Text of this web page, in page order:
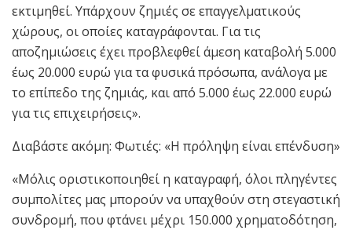
εκτιμηθεί. Υπάρχουν ζημιές σε επαγγελματικούς
χώρους, οι οποίες καταγράφονται. Για τις
αποζημιώσεις έχει προβλεφθεί άμεση καταβολή 5.000
έως 20.000 ευρώ για τα φυσικά πρόσωπα, ανάλογα με
το επίπεδο της ζημιάς, και από 5.000 έως 22.000 ευρώ
για τις επιχειρήσεις».
Διαβάστε ακόμη: Φωτιές: «Η πρόληψη είναι επένδυση»
«Μόλις οριστικοποιηθεί η καταγραφή, όλοι πληγέντες
συμπολίτες μας μπορούν να υπαχθούν στη στεγαστική
συνδρομή, που φτάνει μέχρι 150.000 χρηματοδότηση,